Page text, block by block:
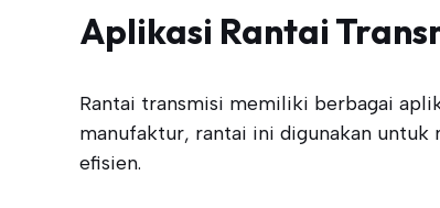
Aplikasi Rantai
Rantai transmisi memiliki berbagai
manufaktur, rantai ini digunakan
efisien.